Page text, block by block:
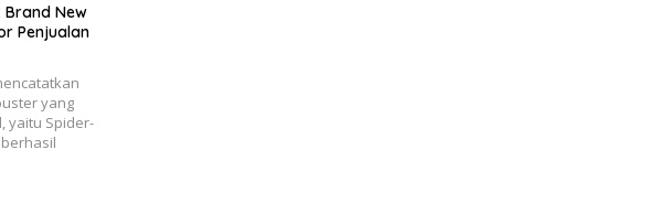
Brand New
Penjualan
yang
yaitu Spider-